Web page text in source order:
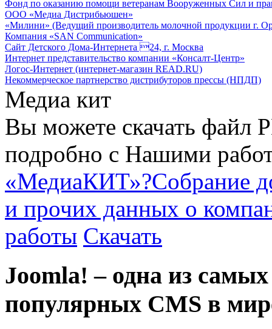
Фонд по оказанию помощи ветеранам Вооруженных Сил и
ООО «Медиа Дистрибьюшен»
«Милини» (Ведущий производитель молочной продукции г.
Компания «SAN Communication»
Сайт Детского Дома-Интернета 24, г. Москва
Интернет представительство компании «Консалт-Центр»
Логос-Интернет (интернет-магазин READ.RU)
Некоммерческое партнерство дистрибуторов прессы (НПДП)
Медиа кит
Вы можете скачать файл
подробно с Нашими
«МедиаКИТ»?Собрание
и прочих данных о
работы Скачать
Joomla! – одна из самых
популярных CMS в